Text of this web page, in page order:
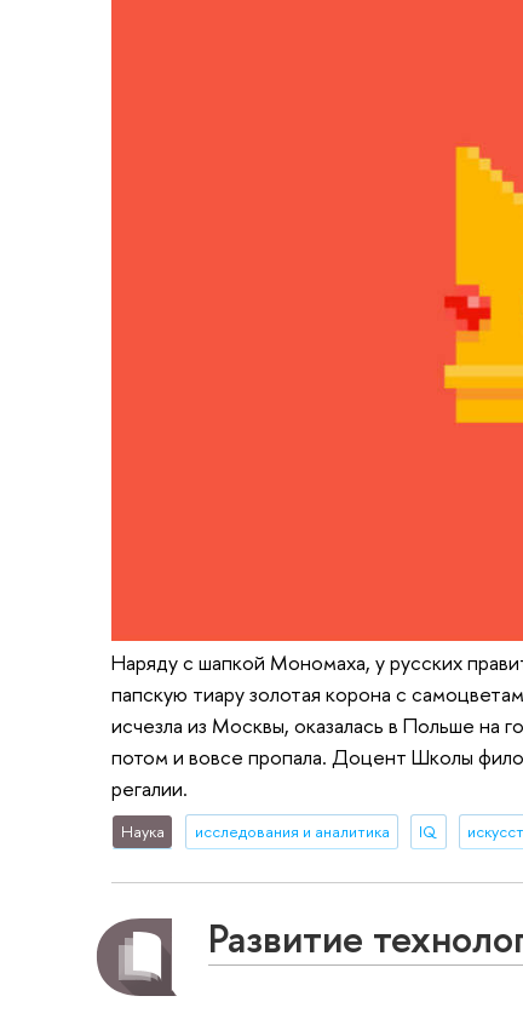
Наряду с шапкой Мономаха, у русских
папскую тиару золотая корона с
исчезла из Москвы, оказалась в Польше на
потом и вовсе пропала. Доцент Школы
регалии.
Наука исследования и аналитика IQ
Развитие